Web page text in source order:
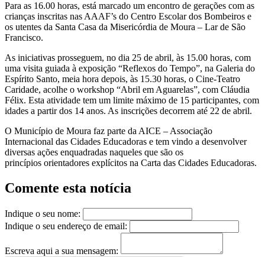
Para as 16.00 horas, está marcado um encontro de gerações com as
crianças inscritas nas AAAF’s do Centro Escolar dos Bombeiros e
os utentes da Santa Casa da Misericórdia de Moura – Lar de São
Francisco.
As iniciativas prosseguem, no dia 25 de abril, às 15.00 horas, com
uma visita guiada à exposição “Reflexos do Tempo”, na Galeria do
Espírito Santo, meia hora depois, às 15.30 horas, o Cine-Teatro
Caridade, acolhe o workshop “Abril em Aguarelas”, com Cláudia
Félix. Esta atividade tem um limite máximo de 15 participantes, com
idades a partir dos 14 anos. As inscrições decorrem até 22 de abril.
O Município de Moura faz parte da AICE – Associação
Internacional das Cidades Educadoras e tem vindo a desenvolver
diversas ações enquadradas naqueles que são os
princípios orientadores explícitos na Carta das Cidades Educadoras.
Comente esta notícia
Indique o seu nome:
Indique o seu endereço de email:
Escreva aqui a sua mensagem: